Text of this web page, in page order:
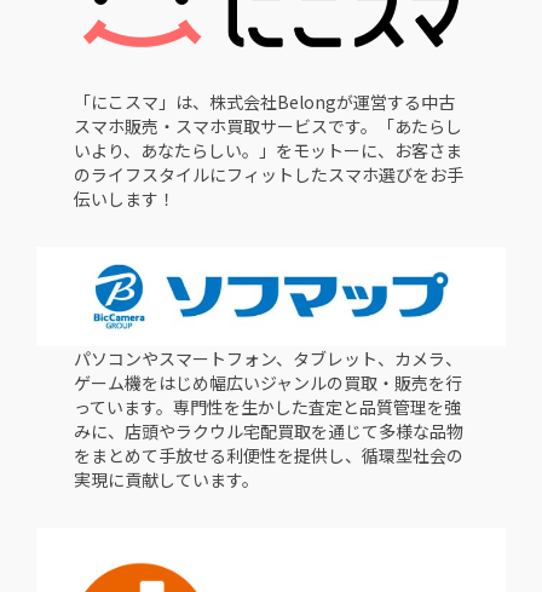
「にこスマ」は、株式会社Belongが運営する中古
スマホ販売・スマホ買取サービスです。「あたらし
いより、あなたらしい。」をモットーに、お客さま
のライフスタイルにフィットしたスマホ選びをお手
伝いします！
パソコンやスマートフォン、タブレット、カメラ、
ゲーム機をはじめ幅広いジャンルの買取・販売を行
っています。専門性を生かした査定と品質管理を強
みに、店頭やラクウル宅配買取を通じて多様な品物
をまとめて手放せる利便性を提供し、循環型社会の
実現に貢献しています。